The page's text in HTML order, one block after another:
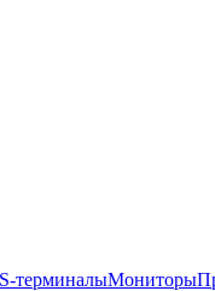
терминалыМониторы